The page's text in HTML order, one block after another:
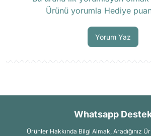
Ürünü yorumla Hediye
Yorum Yaz
Whatsapp
Ürünler Hakkında Bilgi Almak, Aradığınız